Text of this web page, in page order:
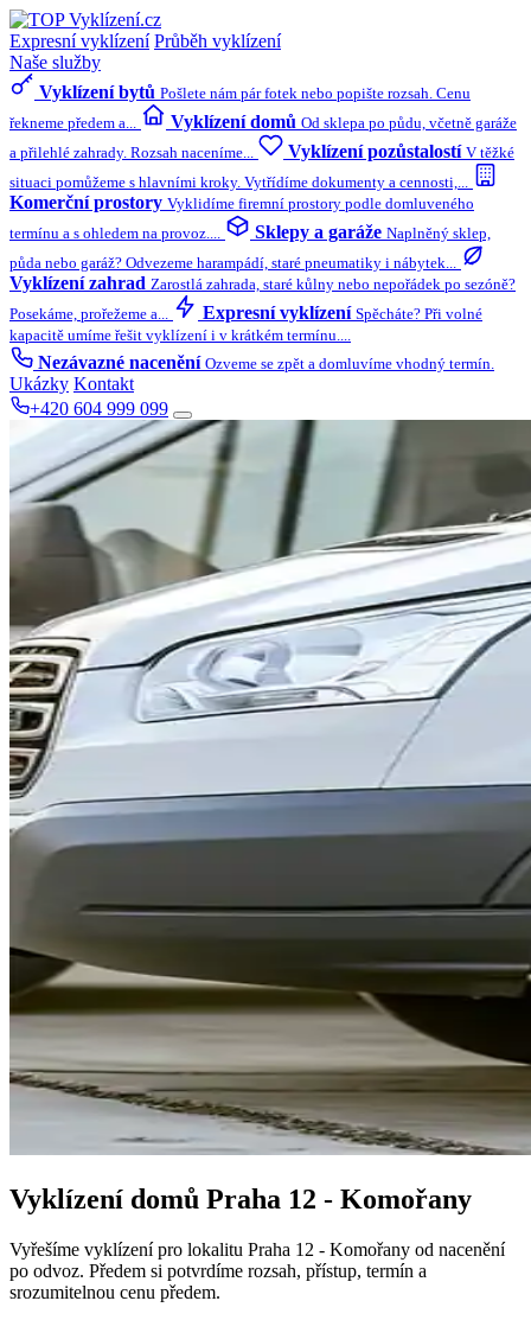
Expresní vyklízení Průběh vyklízení
Naše služby
Vyklízení bytů Pošlete nám pár fotek nebo popište rozsah. Cenu
řekneme předem a...
Vyklízení domů Od sklepa po půdu, včetně garáže
a přilehlé zahrady. Rozsah naceníme...
Vyklízení pozůstalostí V těžké
situaci pomůžeme s hlavními kroky. Vytřídíme dokumenty a cennosti,...
Komerční prostory Vyklidíme firemní prostory podle domluveného
termínu a s ohledem na provoz....
Sklepy a garáže Naplněný sklep,
půda nebo garáž? Odvezeme harampádí, staré pneumatiky i nábytek...
Vyklízení zahrad Zarostlá zahrada, staré kůlny nebo nepořádek po sezóně?
Posekáme, prořežeme a...
Expresní vyklízení Spěcháte? Při volné
kapacitě umíme řešit vyklízení i v krátkém termínu....
Nezávazné nacenění Ozveme se zpět a domluvíme vhodný termín.
Ukázky Kontakt
+420 604 999 099
Vyklízení domů Praha 12 - Komořany
Vyřešíme vyklízení pro lokalitu Praha 12 - Komořany od nacenění
po odvoz. Předem si potvrdíme rozsah, přístup, termín a
srozumitelnou cenu předem.